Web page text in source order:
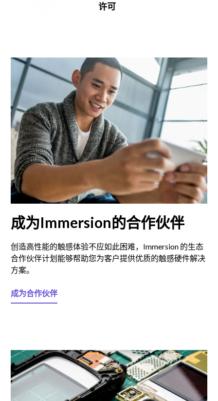
许可
成为Immersion的合作伙伴
创造高性能的触感体验不应如此困难，Immersion 的生态
合作伙伴计划能够帮助您为客户提供优质的触感硬件解决
方案。
成为合作伙伴